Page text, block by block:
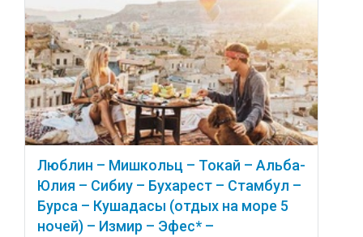
Люблин – Мишкольц – Токай – Альба-
Юлия – Сибиу – Бухарест – Стамбул –
Бурса – Кушадасы (отдых на море 5
ночей) – Измир – Эфес* –